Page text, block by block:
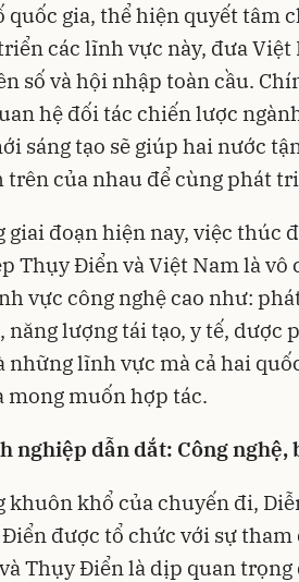
quốc gia, thể hiện quyết tâm
các lĩnh vực này, đưa
số và hội nhập toàn cầu.
hệ đối tác chiến lược
sáng tạo sẽ giúp hai nước
trên của nhau để cùng phát
giai đoạn hiện nay, việc thúc
Thụy Điển và Việt Nam là
vực công nghệ cao như:
năng lượng tái tạo, y tế, dược
những lĩnh vực mà cả hai
mong muốn hợp tác.
nghiệp dẫn dắt: Công nghệ,
khuôn khổ của chuyến đi,
được tổ chức với sự
Thụy Điển là dịp quan